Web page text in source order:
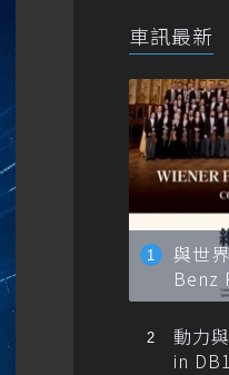
車訊最新
與世
Benz
也納
動力
in